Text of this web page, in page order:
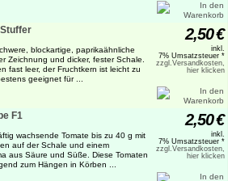
blockartige, paprikaähnliche
Zeichnung und dicker, fester Schale.
fast leer, der Fruchtkern ist leicht zu
geeignet für ...
2,50€
inkl.
7% Umsatzsteuer *
zzgl.Versandkosten,
hier klicken
F1
wachsende Tomate bis zu 40 g mit
auf der Schale und einem
aus Säure und Süße. Diese Tomaten
zum Hängen in Körben ...
2,50€
inkl.
7% Umsatzsteuer *
zzgl.Versandkosten,
hier klicken